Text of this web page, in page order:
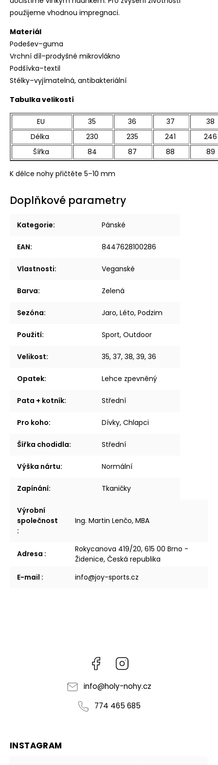
použijeme vhodnou impregnaci.
Materiál
Podešev–guma
Vrchní díl–prodyšné mikrovlákno
Podšívka–textil
Stélky–vyjímatelná, antibakteriální
Tabulka velikostí
EU 35 36 37
38
Délka
230 235 241
246
Šířka
84 87 88 89
K délce nohy přičtěte 5–10 mm
Doplňkové parametry
Kategorie: Pánské
EAN: 8447628100286
Vlastnosti: Veganské
Barva: Zelená
Sezóna: Jaro, Léto, Podzim
Použití: Sport, Outdoor
Velikost: 35, 37, 38, 39, 36
Opatek: Lehce zpevněný
Pata + kotník: Střední
Pro koho: Dívky, Chlapci
Šířka chodidla: Střední
Výška nártu: Normální
Zapínání: Tkaničky
Výrobní
společnost
:
Ing. Martin Lenčo, MBA
Adresa :
Rokycanova 419/20, 615 00 Brno -
Židenice, Česká republika
E-mail : info@joy-sports.cz
Facebook
info@holy-nohy.cz
774 465 685
INSTAGRAM